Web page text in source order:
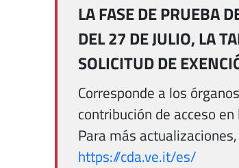
LA FASE DE PRUEBA
DEL 27 DE JULIO, LA
SOLICITUD DE
Corresponde a los
contribución de acceso
Para más
https://cda.ve.it/es/